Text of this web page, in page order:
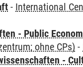
- International
- Public
ohne CPs) -
-